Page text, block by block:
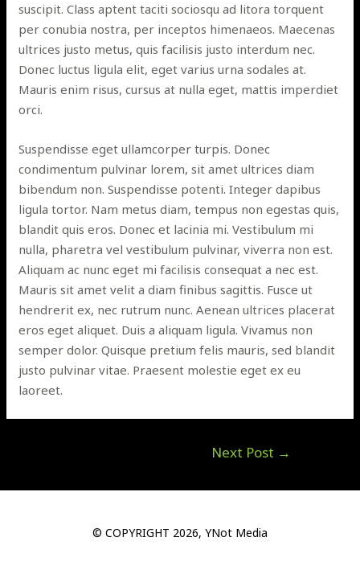
suscipit. Class aptent taciti sociosqu ad litora torquent
per conubia nostra, per inceptos himenaeos. Maecenas
ultrices justo metus, quis facilisis justo interdum nec.
Donec luctus ligula elit, eget varius urna sodales at.
Mauris enim risus, cursus at nulla eget, mattis imperdiet
orci.
Suspendisse eget ullamcorper turpis. Donec
condimentum pulvinar lorem, sit amet ultrices diam
bibendum non. Suspendisse potenti. Integer dapibus
ligula tortor. Nam metus diam, tempus non egestas quis,
blandit quis eros. Donec et lacinia mi. Vestibulum mi
nulla, pharetra vel vestibulum pulvinar, viverra non est.
Aliquam ac nunc eget mi facilisis consequat a nec est.
Mauris sit amet velit a diam finibus sagittis. Fusce ut
hendrerit ex, nec rutrum nunc. Aenean ultrices placerat
eros eget aliquet. Duis a aliquam ligula. Vivamus non
semper dolor. Quisque pretium felis mauris, sed blandit
justo pulvinar vitae. Praesent molestie eget ex eu
laoreet.
Next Post →
© COPYRIGHT 2026, YNot Media